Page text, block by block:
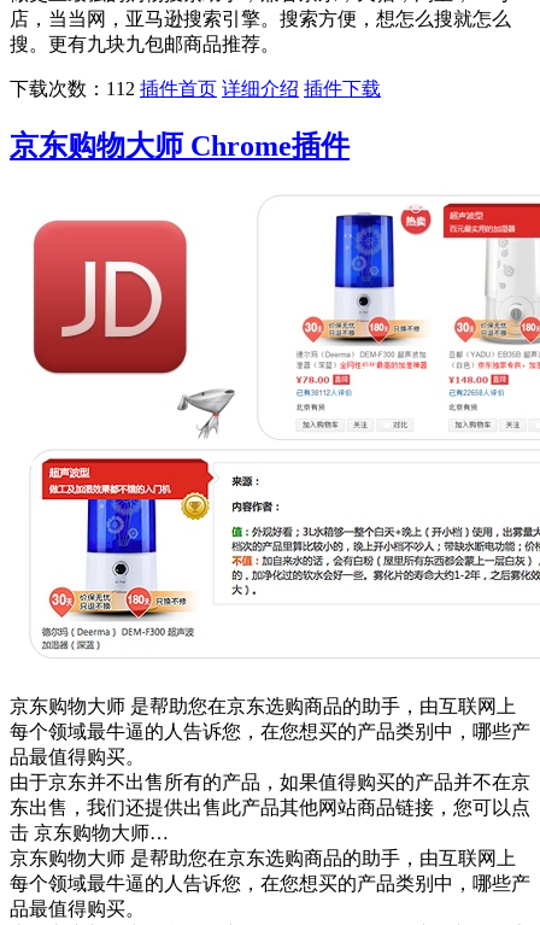
店，当当网，亚马逊搜索引擎。搜索方便，想怎么搜就怎么
搜。更有九块九包邮商品推荐。
下载次数：112 插件首页 详细介绍 插件下载
京东购物大师 Chrome插件
京东购物大师 是帮助您在京东选购商品的助手，由互联网上
每个领域最牛逼的人告诉您，在您想买的产品类别中，哪些产
品最值得购买。
由于京东并不出售所有的产品，如果值得购买的产品并不在京
东出售，我们还提供出售此产品其他网站商品链接，您可以点
击 京东购物大师…
京东购物大师 是帮助您在京东选购商品的助手，由互联网上
每个领域最牛逼的人告诉您，在您想买的产品类别中，哪些产
品最值得购买。